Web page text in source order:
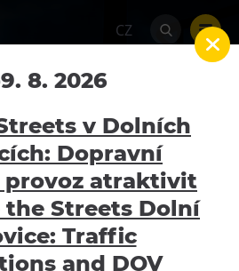
CZ
Fenomén
195 let, bez
by Ostrava
Ostravou
akcí
Výstava Fenomén
kterých by Ostrava nebyla
Ostravou
8. 2026
v Dolních
Dopravní
provoz atraktivit
the Streets Dolní
Traffic
and DOV